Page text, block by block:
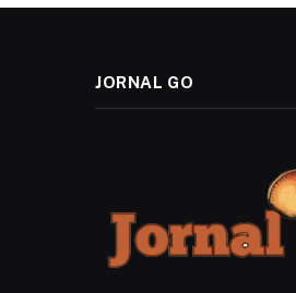
JORNAL GO